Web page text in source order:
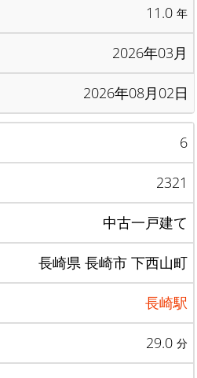
11.0 年
2026年03月
2026年08月02日
6
2321
中古一戸建て
長崎県 長崎市 下西山町
長崎駅
29.0 分